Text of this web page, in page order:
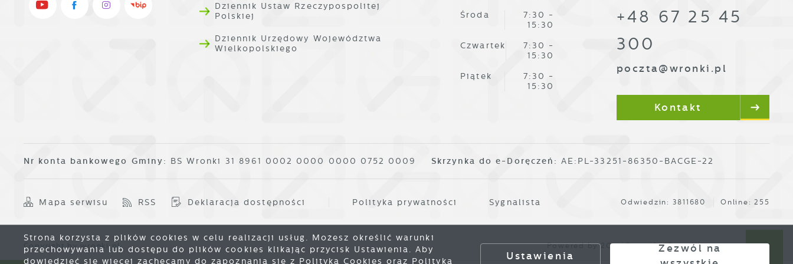
Dziennik Ustaw Rzeczypospolitej
Polskiej
Dziennik Urzędowy Województwa
Wielkopolskiego
Środa
7:30 -
15:30
Czwartek
7:30 -
15:30
Piątek
7:30 -
15:30
+48 67 25 45
300
poczta@wronki.pl
Kontakt
Nr konta bankowego Gminy: BS Wronki 31 8961 0002 0000 0000 0752 0009 Skrzynka do e-Doręczeń:AE:PL-33251-86350-BACGE-22
Mapa serwisu RSS Deklaracja dostępności Polityka prywatności Sygnalista Odwiedzin: 3811680 Online: 255
Copyright by wronki.pl Powered by2ClickPortal®- Portale nowej generacji
Strona korzysta z plików cookies w celu realizacji usług. Możesz określić warunki
przechowywania lub dostępu do plików cookies klikając przycisk Ustawienia. Aby
dowiedzieć się więcej zachęcamy do zapoznania się z Polityką Cookies oraz Polityką
Ustawienia
Zezwól na